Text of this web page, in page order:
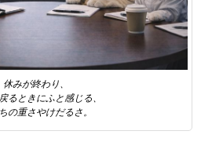
休みが終わり、
るときにふと感じる、
の重さやけだるさ。